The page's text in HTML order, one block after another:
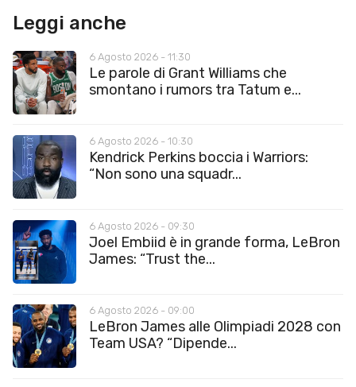
Leggi anche
6 Agosto 2026 - 11:30
Le parole di Grant Williams che
smontano i rumors tra Tatum e...
6 Agosto 2026 - 10:30
Kendrick Perkins boccia i Warriors:
“Non sono una squadr...
6 Agosto 2026 - 09:30
Joel Embiid è in grande forma, LeBron
James: “Trust the...
6 Agosto 2026 - 09:00
LeBron James alle Olimpiadi 2028 con
Team USA? “Dipende...